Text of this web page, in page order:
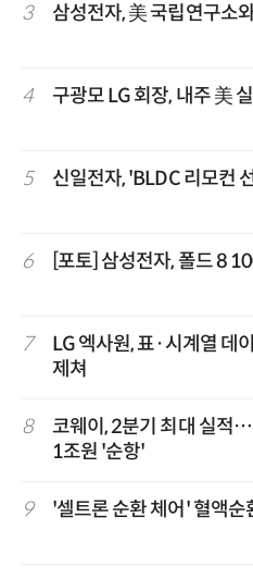
3 삼성전자, 美 국립연구소
4 구광모 LG 회장, 내주 美
5 신일전자, 'BLDC 리모컨
6 [포토] 삼성전자, 폴드 8
7
LG 엑사원, 표·시계열 데
제쳐
8
코웨이, 2분기 최대 실적
1조원 '순항'
9 '셀트론 순환 체어' 혈액순